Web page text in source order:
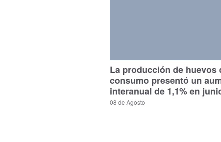
La producción de huevos
consumo presentó un
interanual de 1,1% en
08 de Agosto